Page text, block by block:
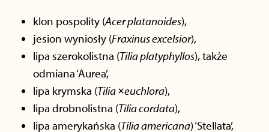
klon pospolity (Acer platanoides),
jesion wyniosły (Fraxinus excelsior),
lipa szerokolistna (Tilia platyphyllos), także
odmiana ‘Aurea’,
lipa krymska (Tilia×euchlora),
lipa drobnolistna (Tilia cordata),
lipa amerykańska (Tilia americana) ‘Stellata’,